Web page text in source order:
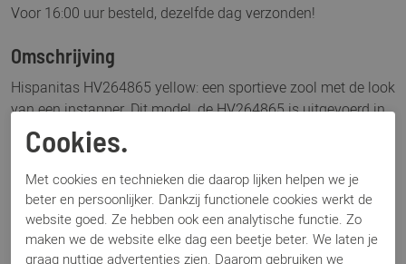
Voor 16:00 uur besteld, dezelfde dag verzonden!
Omschrijving
Hispanitas HV264865 yellow: een sportieve zool met de look
van een instapper. Dit model, de HV264865 is uitgevoerd in
de kleur yellow, de trendkleur dit seizoen. Dankzij de
uitneembare binnenzool kan je gebruik maken van een
eigen (steun-)zool. Leuk afgemaakt door de strik bovenop de
schoen. Samen met schoenen van Hispanitas ben jij klaar
voor het nieuwe seizoen.
Cookies.
Met cookies en technieken die daarop lijken helpen we je
beter en persoonlijker. Dankzij functionele cookies werkt de
website goed. Ze hebben ook een analytische functie. Zo
maken we de website elke dag een beetje beter. We laten je
graag nuttige advertenties zien. Daarom gebruiken we